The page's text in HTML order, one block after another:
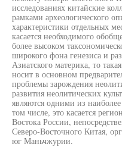
исследованиях китайские
рамками археологического
характеристики отдельных
касается необходимого
более высоком
широкого фона генезиса и
Азиатского материка, то
носит в основном
проблемы зарождения
развития неолитических
являются одними из
том числе, это касается
Востока России,
Северо-Восточного Китая,
юг Маньчжурии.